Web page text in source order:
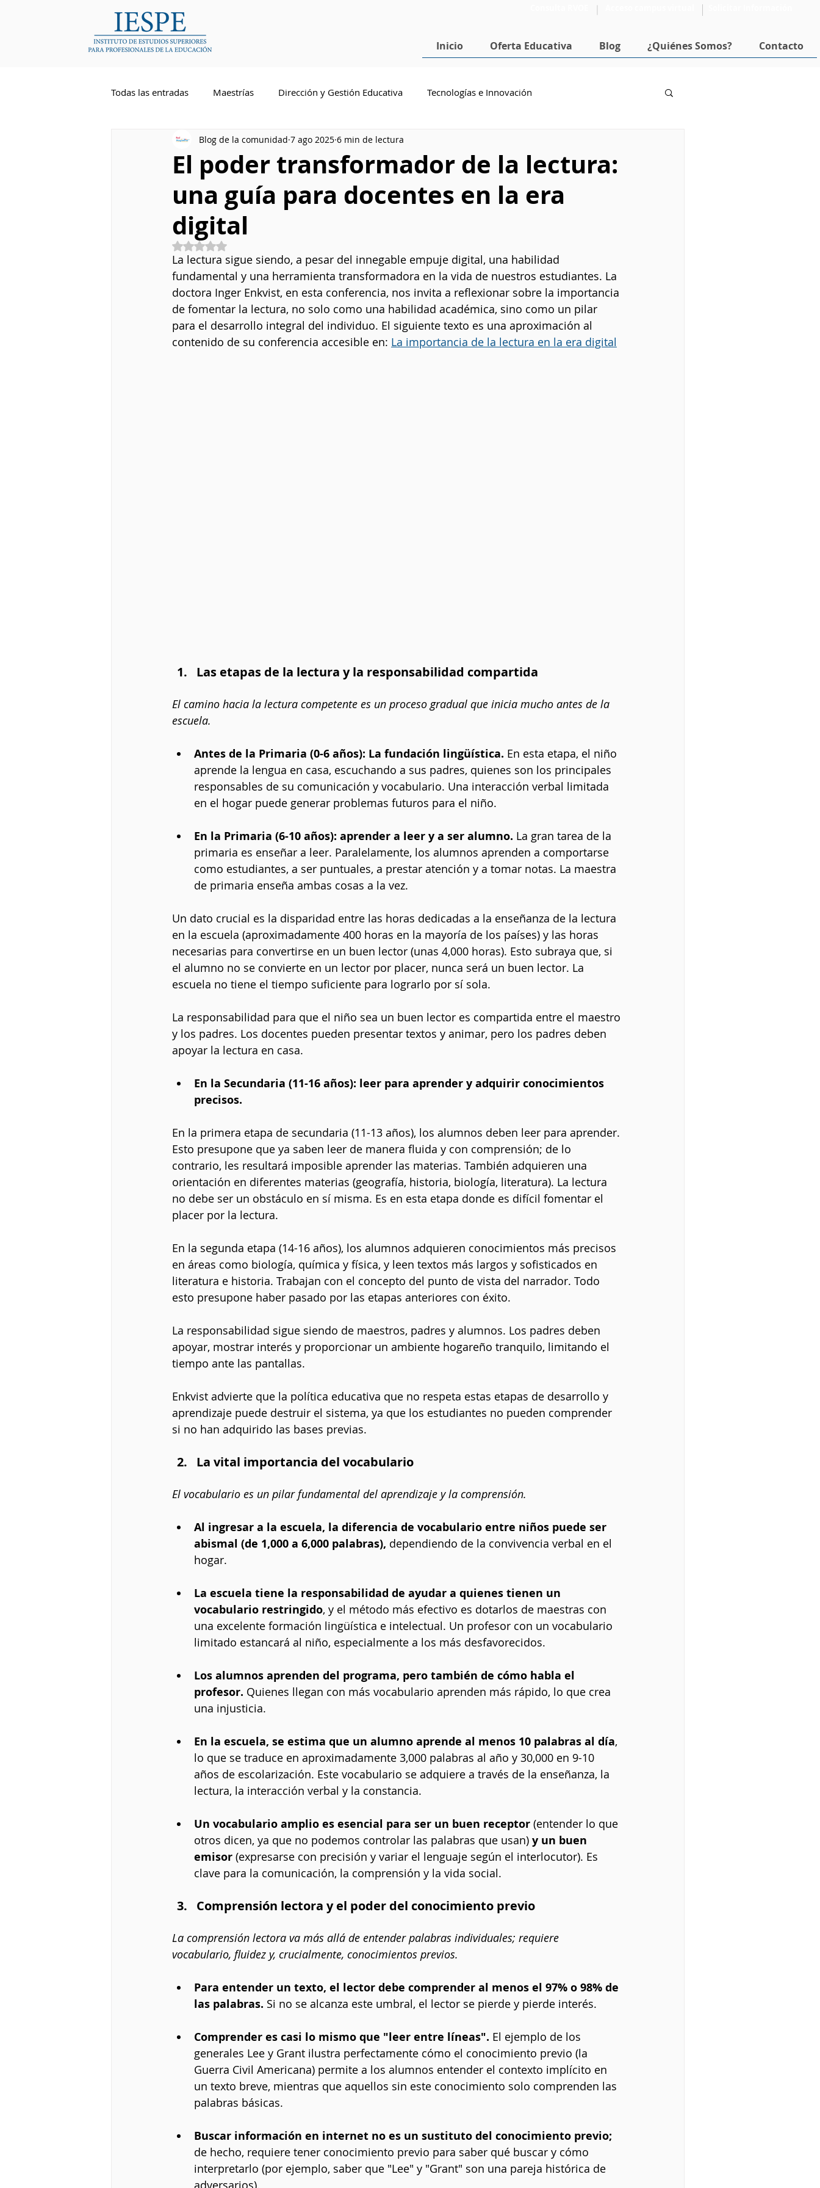
Inicio Oferta Educativa Blog ¿Quiénes Somos? Contacto
Todas las entradas Maestrías Dirección y Gestión Educativa Tecnologías e Innovación
Competencias Docentes Licenciatura en Pedagogía Doctorado en Educación
El poder transformador de la lectura:
una guía para docentes en la era
digital
Blog de la comunidad 7 ago 2025 6 min de lectura
Obtuvo NaN de 5 estrellas.
La lectura sigue siendo, a pesar del innegable empuje digital, una habilidad
fundamental y una herramienta transformadora en la vida de nuestros estudiantes. La
doctora Inger Enkvist, en esta conferencia, nos invita a reflexionar sobre la importancia
de fomentar la lectura, no solo como una habilidad académica, sino como un pilar
para el desarrollo integral del individuo. El siguiente texto es una aproximación al
contenido de su conferencia accesible en: La importancia de la lectura en la era digital
Las etapas de la lectura y la responsabilidad compartida
El camino hacia la lectura competente es un proceso gradual que inicia mucho antes de la
escuela.
Antes de la Primaria (0-6 años): La fundación lingüística. En esta etapa, el niño
aprende la lengua en casa, escuchando a sus padres, quienes son los principales
responsables de su comunicación y vocabulario. Una interacción verbal limitada
en el hogar puede generar problemas futuros para el niño.
En la Primaria (6-10 años): aprender a leer y a ser alumno. La gran tarea de la
primaria es enseñar a leer. Paralelamente, los alumnos aprenden a comportarse
como estudiantes, a ser puntuales, a prestar atención y a tomar notas. La maestra
de primaria enseña ambas cosas a la vez.
Un dato crucial es la disparidad entre las horas dedicadas a la enseñanza de la lectura
en la escuela (aproximadamente 400 horas en la mayoría de los países) y las horas
necesarias para convertirse en un buen lector (unas 4,000 horas). Esto subraya que, si
el alumno no se convierte en un lector por placer, nunca será un buen lector. La
escuela no tiene el tiempo suficiente para lograrlo por sí sola.
La responsabilidad para que el niño sea un buen lector es compartida entre el maestro
y los padres. Los docentes pueden presentar textos y animar, pero los padres deben
apoyar la lectura en casa.
En la Secundaria (11-16 años): leer para aprender y adquirir conocimientos
precisos.
En la primera etapa de secundaria (11-13 años), los alumnos deben leer para aprender.
Esto presupone que ya saben leer de manera fluida y con comprensión; de lo
contrario, les resultará imposible aprender las materias. También adquieren una
orientación en diferentes materias (geografía, historia, biología, literatura). La lectura
no debe ser un obstáculo en sí misma. Es en esta etapa donde es difícil fomentar el
placer por la lectura.
En la segunda etapa (14-16 años), los alumnos adquieren conocimientos más precisos
en áreas como biología, química y física, y leen textos más largos y sofisticados en
literatura e historia. Trabajan con el concepto del punto de vista del narrador. Todo
esto presupone haber pasado por las etapas anteriores con éxito.
La responsabilidad sigue siendo de maestros, padres y alumnos. Los padres deben
apoyar, mostrar interés y proporcionar un ambiente hogareño tranquilo, limitando el
tiempo ante las pantallas.
Enkvist advierte que la política educativa que no respeta estas etapas de desarrollo y
aprendizaje puede destruir el sistema, ya que los estudiantes no pueden comprender
si no han adquirido las bases previas.
La vital importancia del vocabulario
El vocabulario es un pilar fundamental del aprendizaje y la comprensión.
Al ingresar a la escuela, la diferencia de vocabulario entre niños puede ser
abismal (de 1,000 a 6,000 palabras), dependiendo de la convivencia verbal en el
hogar.
La escuela tiene la responsabilidad de ayudar a quienes tienen un
vocabulario restringido, y el método más efectivo es dotarlos de maestras con
una excelente formación lingüística e intelectual. Un profesor con un vocabulario
limitado estancará al niño, especialmente a los más desfavorecidos.
Los alumnos aprenden del programa, pero también de cómo habla el
profesor. Quienes llegan con más vocabulario aprenden más rápido, lo que crea
una injusticia.
En la escuela, se estima que un alumno aprende al menos 10 palabras al día,
lo que se traduce en aproximadamente 3,000 palabras al año y 30,000 en 9-10
años de escolarización. Este vocabulario se adquiere a través de la enseñanza, la
lectura, la interacción verbal y la constancia.
Un vocabulario amplio es esencial para ser un buen receptor (entender lo que
otros dicen, ya que no podemos controlar las palabras que usan) y un buen
emisor (expresarse con precisión y variar el lenguaje según el interlocutor). Es
clave para la comunicación, la comprensión y la vida social.
Comprensión lectora y el poder del conocimiento previo
La comprensión lectora va más allá de entender palabras individuales; requiere
vocabulario, fluidez y, crucialmente, conocimientos previos.
Para entender un texto, el lector debe comprender al menos el 97% o 98% de
las palabras. Si no se alcanza este umbral, el lector se pierde y pierde interés.
Comprender es casi lo mismo que "leer entre líneas". El ejemplo de los
generales Lee y Grant ilustra perfectamente cómo el conocimiento previo (la
Guerra Civil Americana) permite a los alumnos entender el contexto implícito en
un texto breve, mientras que aquellos sin este conocimiento solo comprenden las
palabras básicas.
Buscar información en internet no es un sustituto del conocimiento previo;
de hecho, requiere tener conocimiento previo para saber qué buscar y cómo
interpretarlo (por ejemplo, saber que "Lee" y "Grant" son una pareja histórica de